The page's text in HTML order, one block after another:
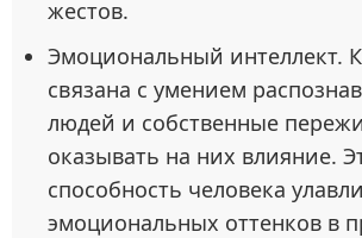
жестов.
Эмоциональный интеллект.
связана с умением
людей и собственные
оказывать на них влияние.
способность человека
эмоциональных оттенков в